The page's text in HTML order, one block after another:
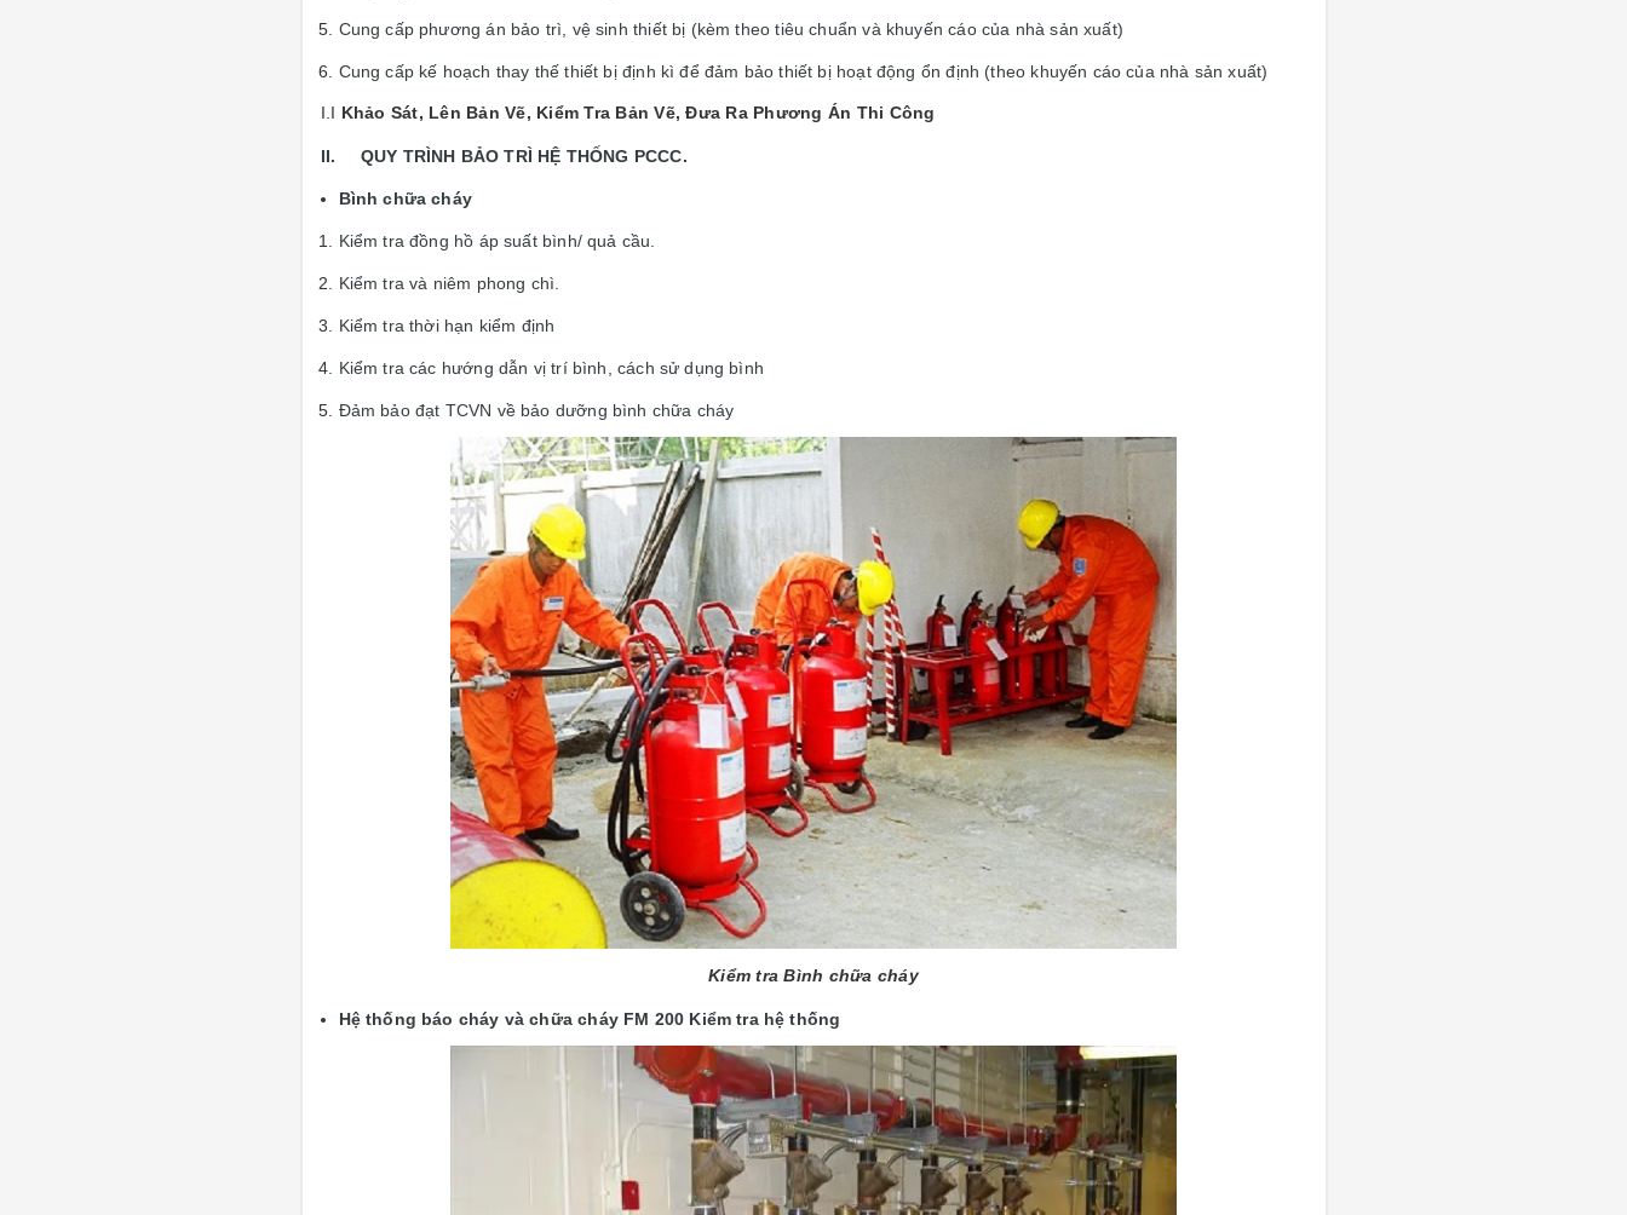
Cung cấp phương án bảo trì, vệ sinh thiết bị (kèm theo tiêu chuẩn và khuyến cáo của nhà sản xuất)
Cung cấp kế hoạch thay thế thiết bị định kì để đảm bảo thiết bị hoạt động ổn định (theo khuyến cáo của nhà sản xuất)
I.I Khảo Sát, Lên Bản Vẽ, Kiểm Tra Bản Vẽ, Đưa Ra Phương Án Thi Công
II. QUY TRÌNH BẢO TRÌ HỆ THỐNG PCCC.
Bình chữa cháy
Kiểm tra đồng hồ áp suất bình/ quả cầu.
Kiểm tra và niêm phong chì.
Kiểm tra thời hạn kiểm định
Kiểm tra các hướng dẫn vị trí bình, cách sử dụng bình
Đảm bảo đạt TCVN về bảo dưỡng bình chữa cháy
Kiểm tra Bình chữa cháy
Hệ thống báo cháy và chữa cháy FM 200 Kiểm tra hệ thống